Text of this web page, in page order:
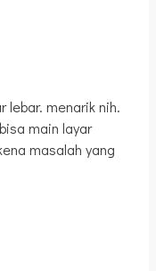
lebar. menarik nih.
main layar
masalah yang